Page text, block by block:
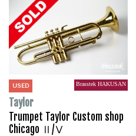
USED Brasstek HAKUSAN
Taylor
Trumpet Taylor Custom shop
Chicago Ⅱ/Ⅴ